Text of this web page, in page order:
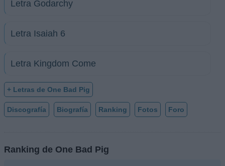
Letra Godarchy
Letra Isaiah 6
Letra Kingdom Come
+ Letras de One Bad Pig
Discografía Biografía Ranking Fotos Foro
Ranking de One Bad Pig